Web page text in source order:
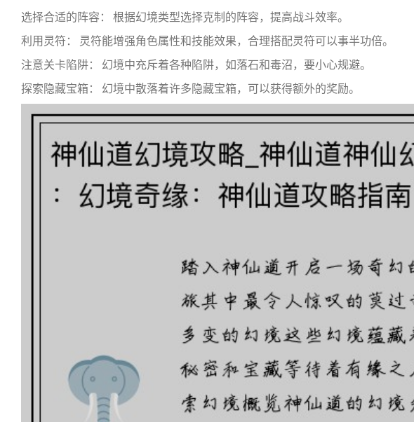
选择合适的阵容： 根据幻境类型选择克制的阵容，提高战斗效率。
利用灵符： 灵符能增强角色属性和技能效果，合理搭配灵符可以事半功倍。
注意关卡陷阱： 幻境中充斥着各种陷阱，如落石和毒沼，要小心规避。
探索隐藏宝箱： 幻境中散落着许多隐藏宝箱，可以获得额外的奖励。